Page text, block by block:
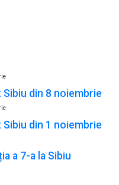
Sibiu din 8 noiembrie
Sibiu din 1 noiembrie
a 7-a la Sibiu